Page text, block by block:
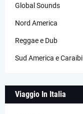
Global Sounds
Nord America
Reggae e Dub
Sud America e Caraibi
Viaggio In Italia